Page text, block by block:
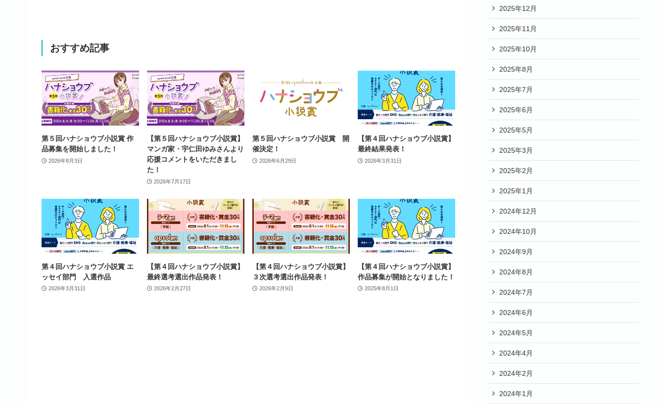
おすすめ記事
第５回ハナショウブ小説賞 作
品募集を開始しました！
2026年8月3日
【第５回ハナショウブ小説賞】
マンガ家・宇仁田ゆみさんより
応援コメントをいただきまし
た！
2026年7月17日
第５回ハナショウブ小説賞 開
催決定！
2026年6月29日
【第４回ハナショウブ小説賞】
最終結果発表！
2026年3月31日
第４回ハナショウブ小説賞 エ
ッセイ部門 入選作品
2026年3月31日
【第４回ハナショウブ小説賞】
最終選考選出作品発表！
2026年2月27日
【第４回ハナショウブ小説賞】
３次選考選出作品発表！
2026年2月9日
【第４回ハナショウブ小説賞】
作品募集が開始となりました！
2025年8月1日
2025年12月
2025年11月
2025年10月
2025年8月
2025年7月
2025年6月
2025年5月
2025年3月
2025年2月
2025年1月
2024年12月
2024年10月
2024年9月
2024年8月
2024年7月
2024年6月
2024年5月
2024年4月
2024年2月
2024年1月